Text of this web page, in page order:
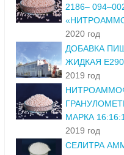
2186–
2020 год
ДОБАВКА
ЖИДКАЯ
2019 год
МАРКА
2019 год
СЕЛИТРА